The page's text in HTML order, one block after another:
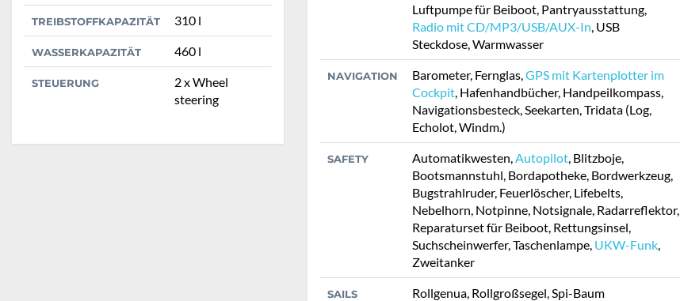
TREIBSTOFFKAPAZITÄT 310 l
WASSERKAPAZITÄT 460 l
STEUERUNG
2 x Wheel
steering
Luftpumpe für Beiboot, Pantryausstattung,
Radio mit CD/MP3/USB/AUX-In, USB
Steckdose, Warmwasser
NAVIGATION Barometer, Fernglas,GPS mit Kartenplotter im
Cockpit, Hafenhandbücher, Handpeilkompass,
Navigationsbesteck, Seekarten, Tridata (Log,
Echolot, Windm.)
SAFETY Automatikwesten,Autopilot, Blitzboje,
Bootsmannstuhl, Bordapotheke, Bordwerkzeug,
Bugstrahlruder, Feuerlöscher, Lifebelts,
Nebelhorn, Notpinne, Notsignale, Radarreflektor,
Reparaturset für Beiboot, Rettungsinsel,
Suchscheinwerfer, Taschenlampe, UKW-Funk,
Zweitanker
SAILS Rollgenua, Rollgroßsegel, Spi-Baum